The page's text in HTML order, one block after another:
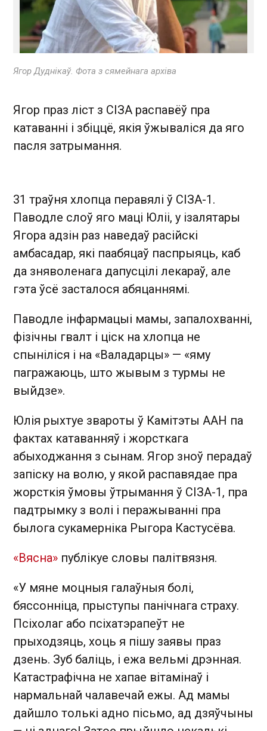
Ягор Дуднікаў. Фота з сямейнага архіва
Ягор праз ліст з СІЗА распавёў пра
катаванні і збіццё, якія ўжываліся да яго
пасля затрымання.
31 траўня хлопца перавялі ў СІЗА-1.
Паводле слоў яго маці Юліі, у ізалятары
Ягора адзін раз наведаў расійскі
амбасадар, які паабяцаў паспрыяць, каб
да зняволенага дапусцілі лекараў, але
гэта ўсё засталося абяцаннямі.
Паводле інфармацыі мамы, запалохванні,
фізічны гвалт і ціск на хлопца не
спыніліся і на «Валадарцы» — «яму
пагражаюць, што жывым з турмы не
выйдзе».
Юлія рыхтуе звароты ў Камітэты ААН па
фактах катаванняў і жорсткага
абыходжання з сынам. Ягор зноў перадаў
запіску на волю, у якой распавядае пра
жорсткія ўмовы ўтрымання ў СІЗА-1, пра
падтрымку з волі і перажыванні пра
былога сукамерніка Рыгора Кастусёва.
«Вясна» публікуе словы палітвязня.
«У мяне моцныя галаўныя болі,
бяссонніца, прыступы панічнага страху.
Псіхолаг або псіхатэрапеўт не
прыходзяць, хоць я пішу заявы праз
дзень. Зуб баліць, і ежа вельмі дрэнная.
Катастрафічна не хапае вітамінаў і
нармальнай чалавечай ежы. Ад мамы
дайшло толькі адно пісьмо, ад дзяўчыны